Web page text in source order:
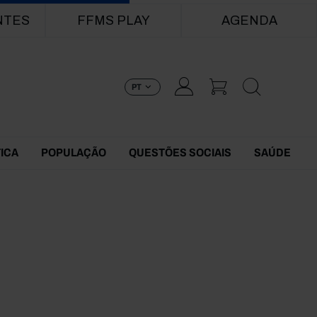
FFMS PLAY AGENDA
PT
POPULAÇÃO QUESTÕES SOCIAIS SAÚDE